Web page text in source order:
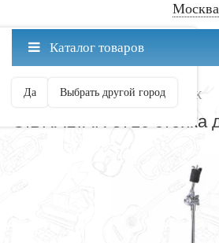
Москва
Москва ваш город?
Да Выбрать другой город
Каталог товаров
ПРЯМЫЕ СТОЙКИ ДЛЯ ТАРЕЛОК
GIBRALTAR 8710 стойка